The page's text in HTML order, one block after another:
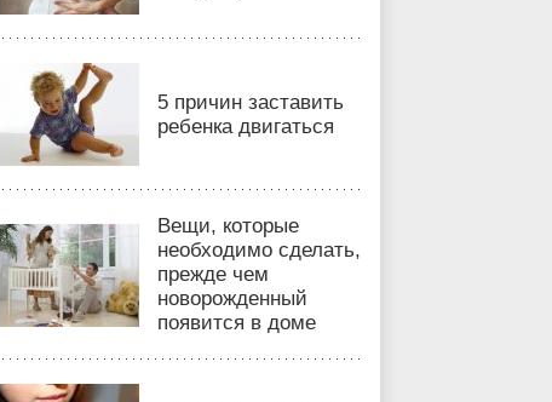
5 причин заставить
ребенка двигаться
Вещи, которые
необходимо сделать,
прежде чем
новорожденный
появится в доме